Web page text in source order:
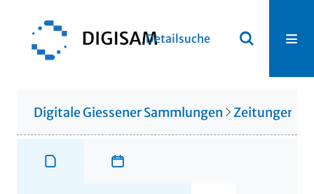
Detailsuche
Digitale Giessener Sammlungen Zeitungen